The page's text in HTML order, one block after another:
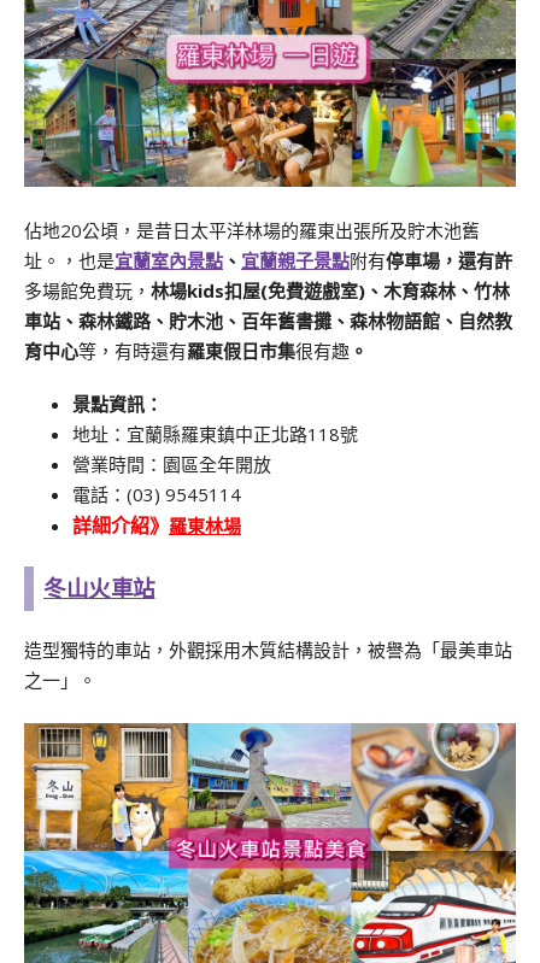
佔地20公頃，是昔日太平洋林場的羅東出張所及貯木池舊
址。，也是宜蘭室內景點 、 宜蘭親子景點附有停車場，還有許
多場館免費玩， 林場kids扣屋(免費遊戲室)、木育森林、竹林
車站、森林鐵路、貯木池、百年舊書攤、森林物語館、自然教
育中心等，有時還有羅東假日市集很有趣 。
景點資訊：
地址：宜蘭縣羅東鎮中正北路118號
營業時間：園區全年開放
電話：(03) 9545114
詳細介紹》 羅東林場
冬山火車站
造型獨特的車站，外觀採用木質結構設計，被譽為「最美車站
之一」。